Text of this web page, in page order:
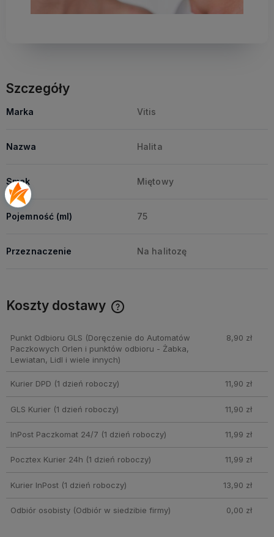
Szczegóły
Marka Vitis
Nazwa Halita
Smak Miętowy
Pojemność (ml) 75
Przeznaczenie Na halitozę
Koszty dostawy
Punkt Odbioru GLS (Doręczenie do Automatów
Paczkowych Orlen i punktów odbioru - Żabka,
Lewiatan, Lidl i wiele innych)
8,90 zł
Kurier DPD (1 dzień roboczy) 11,90 zł
GLS Kurier(1 dzień roboczy) 11,90 zł
InPost Paczkomat 24/7 (1 dzień roboczy) 11,99 zł
Pocztex Kurier 24h (1 dzień roboczy) 11,99 zł
Kurier InPost(1 dzień roboczy) 13,90 zł
Odbiór osobisty(Odbiór w siedzibie firmy) 0,00 zł